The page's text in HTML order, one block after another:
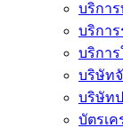
บริกา
บริกา
บริการ
บริษัท
บริษัท
บัตรเค